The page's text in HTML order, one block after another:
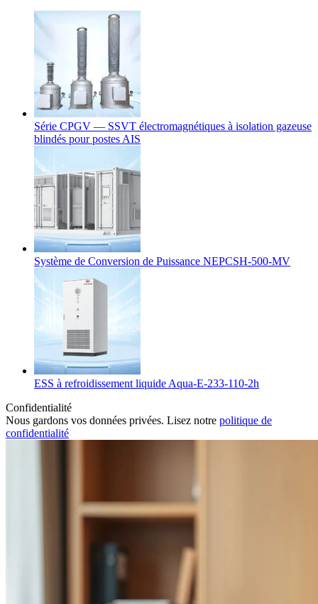
Série CPGV — SSVT électromagnétiques à isolation gazeuse
blindés pour postes AIS
Système de Conversion de Puissance NEPCSH-500-MV
ESS à refroidissement liquide Aqua-E-233-110-2h
Confidentialité
Nous gardons vos données privées. Lisez notre politique de
confidentialité